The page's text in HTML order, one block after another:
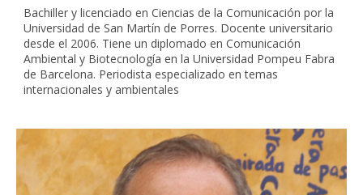
Bachiller y licenciado en Ciencias de la Comunicación por la
Universidad de San Martín de Porres. Docente universitario
desde el 2006. Tiene un diplomado en Comunicación
Ambiental y Biotecnología en la Universidad Pompeu Fabra
de Barcelona. Periodista especializado en temas
internacionales y ambientales